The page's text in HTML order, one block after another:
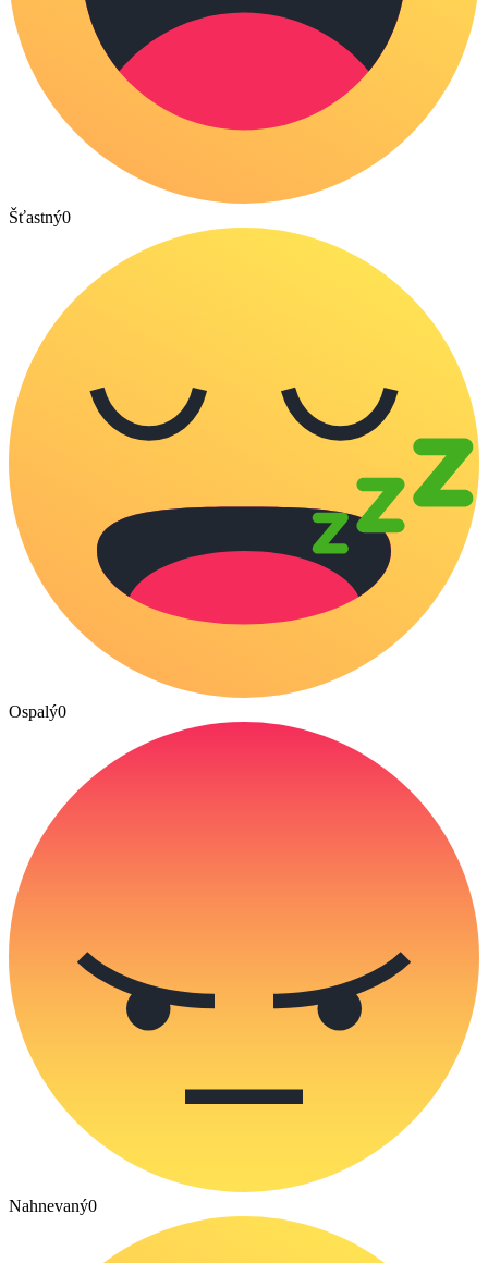
Šťastný0
Ospalý0
Nahnevaný0